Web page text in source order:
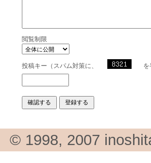
閲覧制限
投稿キー（スパム対策に、
© 1998, 2007